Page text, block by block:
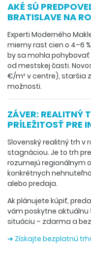
AKÉ SÚ
BRATISLAVE NA
Experti Moderného
mierny rast cien o 4–6
by sa mohla pohybovať
od mestskej časti.
€/m² v centre), staršia
možnosti.
ZÁVER: REALITNÝ
PRÍLEŽITOSŤ PRE
Slovenský realitný trh v
stagnáciou. Je to trh
rozumejú regionálnym
konkrétnych
alebo predaja.
Ak plánujete kúpiť,
vám poskytne aktuálnu
situáciu – zdarma a
➜ Získajte bezplatnú